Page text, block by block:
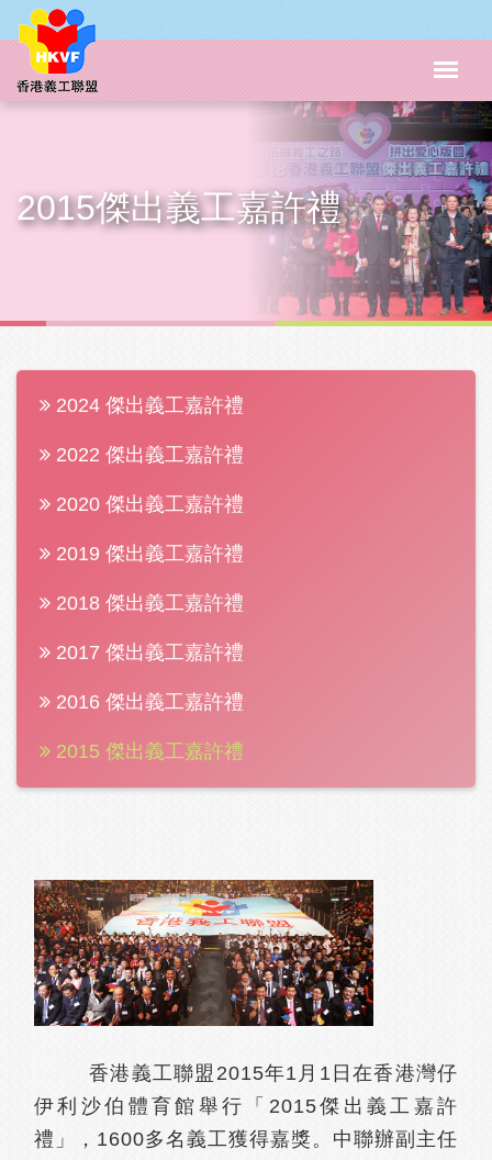
2015傑出義工嘉許禮
2024 傑出義工嘉許禮
2022 傑出義工嘉許禮
2020 傑出義工嘉許禮
2019 傑出義工嘉許禮
2018 傑出義工嘉許禮
2017 傑出義工嘉許禮
2016 傑出義工嘉許禮
2015 傑出義工嘉許禮
香港義工聯盟2015年1月1日在香港灣仔
伊利沙伯體育館舉行「2015傑出義工嘉許
禮」，1600多名義工獲得嘉獎。中聯辦副主任